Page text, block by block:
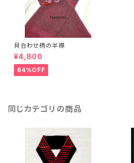
貝合わせ柄の半襟
¥4,800
84%OFF
同じカテゴリの商品